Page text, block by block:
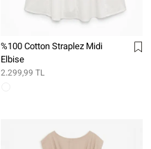
%100 Cotton Straplez Midi
Elbise
2.299,99 TL